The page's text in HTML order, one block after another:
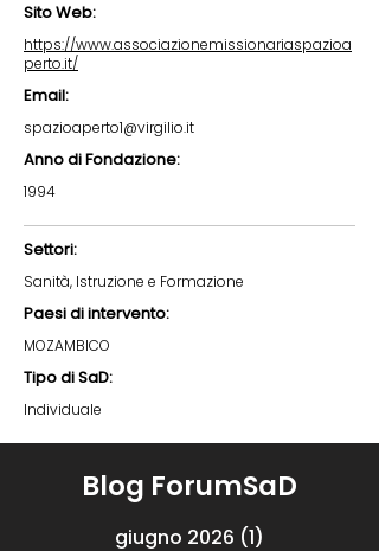
Sito Web:
https://www.associazionemissionariaspazioa
perto.it/
Email:
spazioaperto1@virgilio.it
Anno di Fondazione:
1994
Settori:
Sanità, Istruzione e Formazione
Paesi di intervento:
MOZAMBICO
Tipo di SaD:
Individuale
Blog ForumSaD
giugno 2026 (1)